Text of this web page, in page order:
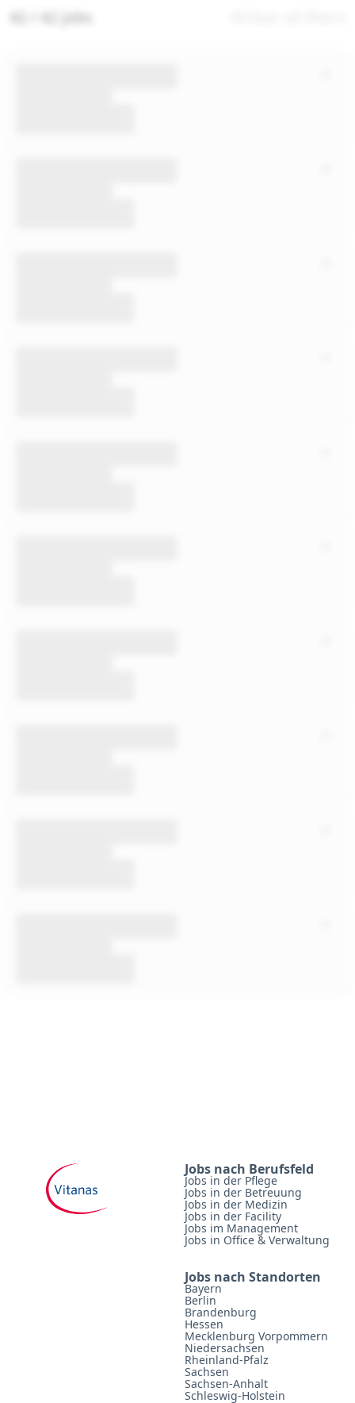
42 / 42 jobs
Jobs nach Berufsfeld
Jobs in der Pflege
Jobs in der Betreuung
Jobs in der Medizin
Jobs in der Facility
Jobs im Management
Jobs in Office & Verwaltung
Jobs nach Standorten
Bayern
Berlin
Brandenburg
Hessen
Mecklenburg Vorpommern
Niedersachsen
Rheinland-Pfalz
Sachsen
Sachsen-Anhalt
Schleswig-Holstein